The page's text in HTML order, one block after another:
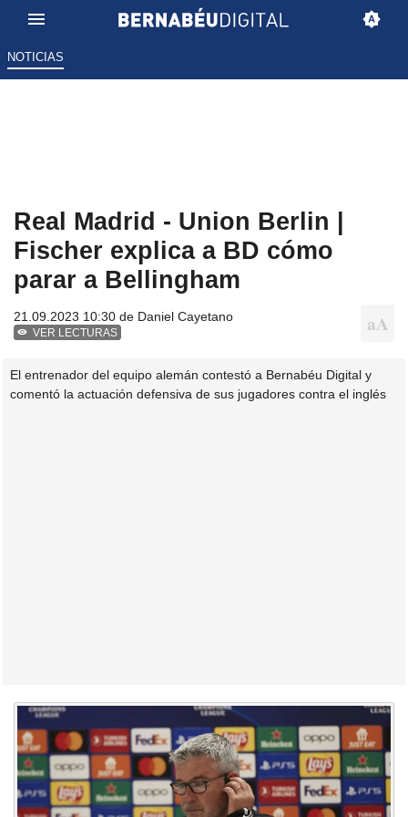
NOTICIAS
Real Madrid - Union Berlin |
Fischer explica a BD cómo
parar a Bellingham
21.09.2023 10:30 de Daniel Cayetano
VER LECTURAS
El entrenador del equipo alemán contestó a Bernabéu Digital y
comentó la actuación defensiva de sus jugadores contra el inglés